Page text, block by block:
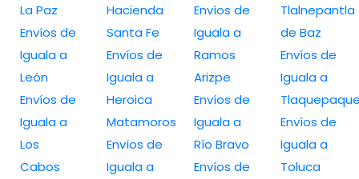
La Paz
Envíos de
Iguala a
León
Envíos de
Iguala a
Los
Cabos
Hacienda
Santa Fe
Envíos de
Iguala a
Heroica
Matamoros
Envíos de
Iguala a
Envíos de
Iguala a
Ramos
Arizpe
Envíos de
Iguala a
Río Bravo
Envíos de
Tlalnepantla
de Baz
Envíos de
Iguala a
Envíos de
Iguala a
Toluca